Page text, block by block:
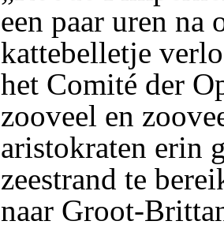
een paar uren na
kattebelletje
het Comité der
zooveel en
aristokraten erin
zeestrand te
naar Groot-